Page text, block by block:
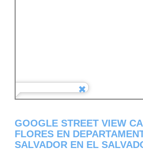
GOOGLE STREET VIEW
FLORES EN
SALVADOR EN EL